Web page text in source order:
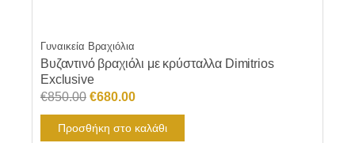
Γυναικεία Βραχιόλια
Βυζαντινό βραχιόλι με κρύσταλλα Dimitrios
Exclusive
€850.00 Original
price
was:
€680.00Η
τρέχουσα
τιμή
Προσθήκη στο καλάθι